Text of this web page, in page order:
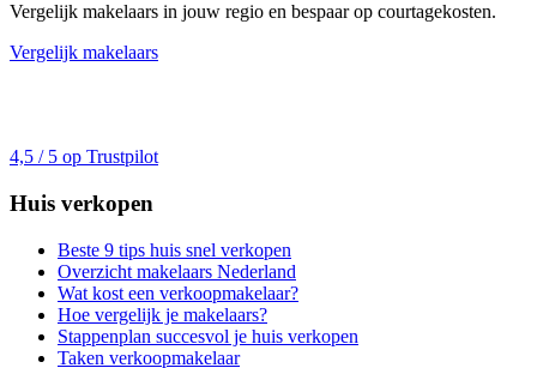
Vergelijk makelaars in jouw regio en bespaar op courtagekosten.
Vergelijk makelaars
4,5 / 5 op Trustpilot
Huis verkopen
Beste 9 tips huis snel verkopen
Overzicht makelaars Nederland
Wat kost een verkoopmakelaar?
Hoe vergelijk je makelaars?
Stappenplan succesvol je huis verkopen
Taken verkoopmakelaar